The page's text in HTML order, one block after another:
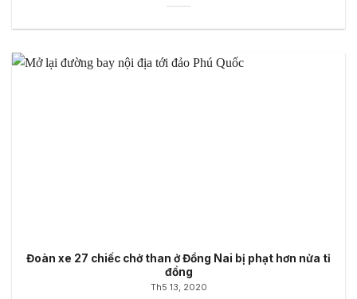
Đoàn xe 27 chiếc chở than ở Đồng Nai bị phạt hơn nửa tỉ
đồng
Th5 13, 2020